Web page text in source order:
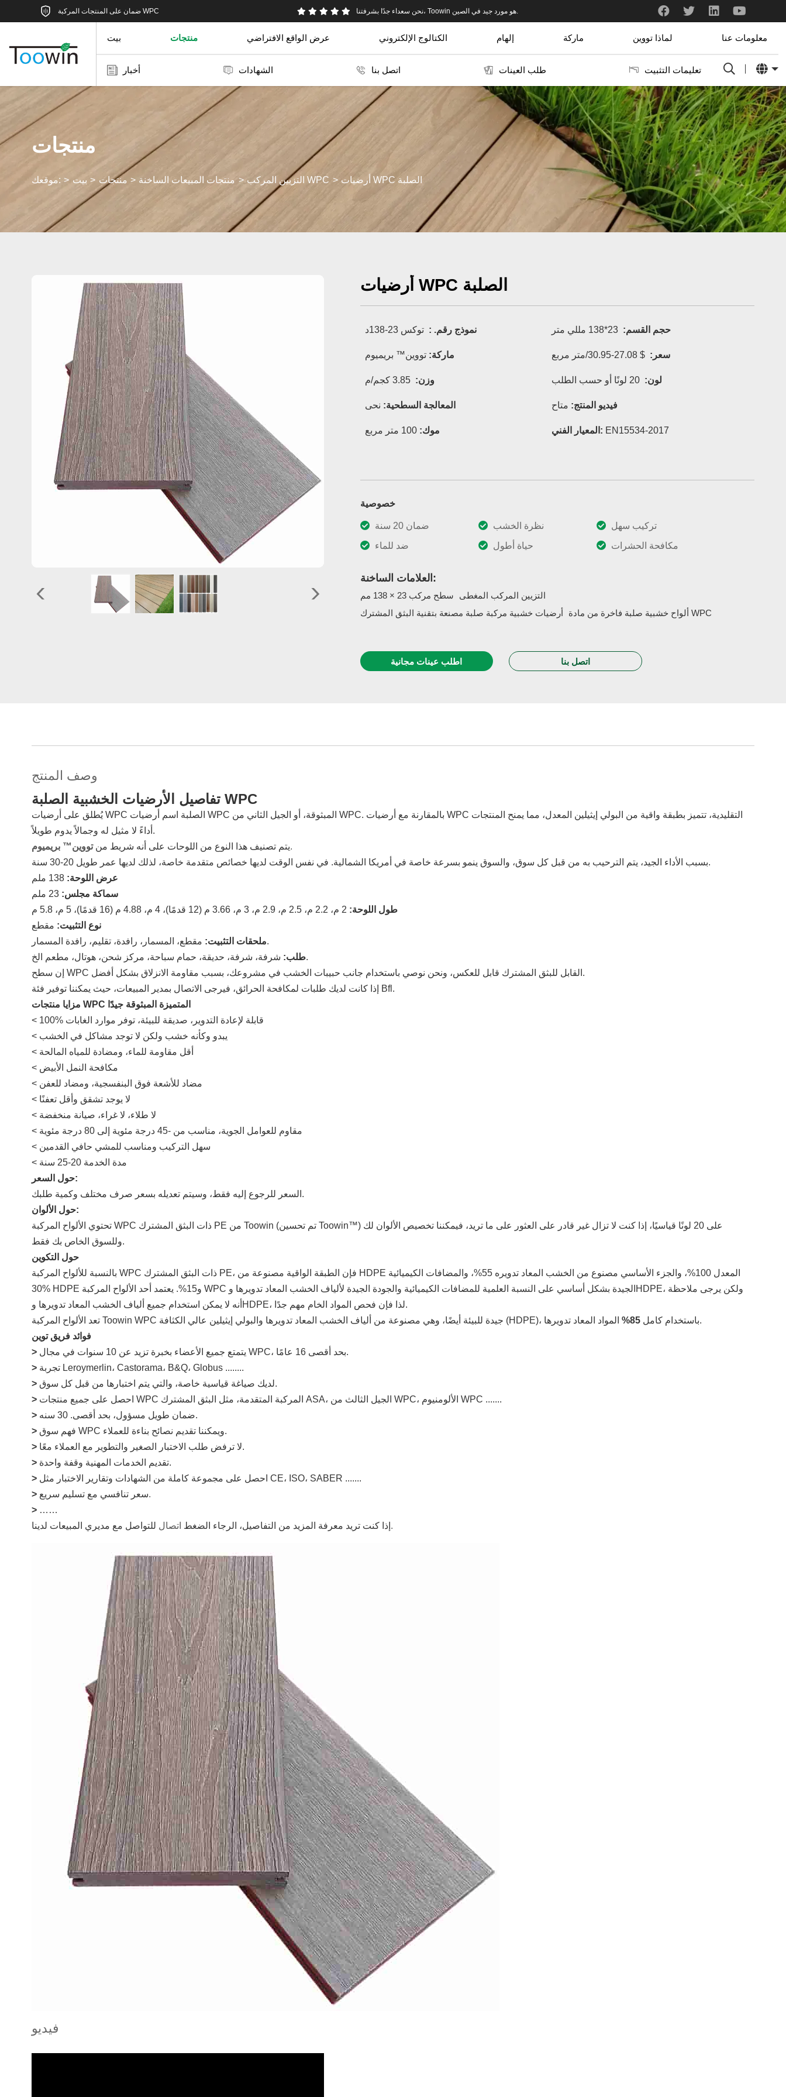
ضمان على المنتجات المركبة WPC نحن سعداء جدًا بشرفتنا، Toowin هو مورد جيد في الصين.
بيت منتجات عرض الواقع الافتراضي الكتالوج الإلكتروني إلهام ماركة لماذا تووين معلومات عنا
أخبار الشهادات اتصل بنا طلب العينات تعليمات التثبيت
منتجات
موقعك: بيت منتجات منتجات المبيعات الساخنة التزيين المركب WPC أرضيات WPC الصلبة
أرضيات WPC الصلبة
نموذج رقم. :توكس 23-138د حجم القسم:23*138 مللي متر
ماركة:تووين™ بريميوم سعر:$ 27.08-30.95/متر مربع
وزن: 3.85 كجم/م لون:20 لونًا أو حسب الطلب
المعالجة السطحية: فيديو المنتج: متاح
موك:100 متر مربع المعيار الفني: EN15534-2017
خصوصية
ضمان 20 سنة نظرة الخشب
تركيب سهل
ضد للماء
حياة أطول مكافحة الحشرات
العلامات الساخنة:
سطح مركب 23 × 138 مم
التزيين المركب المغطى
أرضيات خشبية مركبة صلبة مصنعة بتقنية البثق المشترك
ألواح خشبية صلبة فاخرة من مادة WPC
اطلب عينات مجانية اتصل بنا
وصف المنتج
تفاصيل الأرضيات الخشبية الصلبة WPC
يُطلق على أرضيات WPC الصلبة اسم أرضيات WPC المبثوقة، أو الجيل الثاني من WPC. بالمقارنة مع أرضيات WPC التقليدية، تتميز بطبقة واقية من البولي إيثيلين المعدل، مما يمنح المنتجات
أداءً لا مثيل له وجمالاً يدوم طويلاً.
يتم تصنيف هذا النوع من اللوحات على أنه شريط منتووين™ بريميوم
.
بسبب الأداء الجيد، يتم الترحيب به من قبل كل سوق، والسوق ينمو بسرعة خاصة في أمريكا الشمالية. في نفس الوقت لديها خصائص متقدمة خاصة، لذلك لديها عمر طويل 20-30 سنة.
عرض اللوحة:138 ملم
سماكة مجلس: 23 ملم
طول اللوحة:
نوع التثبيت: مقطع
ملحقات التثبيت:مقطع، المسمار، رافدة، تقليم، رافدة المسمار.
طلب:شرفة، شرفة، حديقة، حمام سباحة، مركز شحن، هوتال، مطعم الخ.
إن سطح WPC القابل للبثق المشترك قابل للعكس، ونحن نوصي باستخدام جانب حبيبات الخشب في مشروعك، بسبب مقاومة الانزلاق بشكل أفضل.
إذا كانت لديك طلبات لمكافحة الحرائق، فيرجى الاتصال بمدير المبيعات، حيث يمكننا توفير فئة Bfl.
مزايا منتجات WPC المتميزة المبثوقة جيدًا
< 100% قابلة لإعادة التدوير، صديقة للبيئة، توفر موارد الغابات
< يبدو وكأنه خشب ولكن لا توجد مشاكل في الخشب
< أقل مقاومة للماء، ومضادة للمياه المالحة
< مكافحة النمل الأبيض
< مضاد للأشعة فوق البنفسجية، ومضاد للعفن
< لا يوجد تشقق وأقل تعفنًا
< لا طلاء، لا غراء، صيانة منخفضة
< مقاوم للعوامل الجوية، مناسب من -45 درجة مئوية إلى 80 درجة مئوية
< سهل التركيب ومناسب للمشي حافي القدمين
< مدة الخدمة 20-25 سنة
حول السعر:
السعر للرجوع إليه فقط، وسيتم تعديله بسعر صرف مختلف وكمية طلبك.
حول الألوان:
تحتوي الألواح المركبة WPC ذات البثق المشترك PE من Toowin (تم تحسين Toowin™) على 20 لونًا قياسيًا، إذا كنت لا تزال غير قادر على العثور على ما تريد، فيمكننا تخصيص الألوان لك
وللسوق الخاص بك فقط.
حول التكوين
بالنسبة للألواح المركبة WPC ذات البثق المشترك PE، فإن الطبقة الواقية مصنوعة من HDPE المعدل 100%، والجزء الأساسي مصنوع من الخشب المعاد تدويره 55%، والمضافات الكيميائية
30% HDPE و15%. يعتمد أحد الألواح المركبة WPC الجيدة بشكل أساسي على النسبة العلمية للمضافات الكيميائية والجودة الجيدة لألياف الخشب المعاد تدويرها وHDPE، ولكن يرجى ملاحظة
أنه لا يمكن استخدام جميع ألياف الخشب المعاد تدويرها وHDPE، لذا فإن فحص المواد الخام مهم جدًا.
تعد الألواح المركبة Toowin WPC جيدة للبيئة أيضًا، وهي مصنوعة من ألياف الخشب المعاد تدويرها والبولي إيثيلين عالي الكثافة (HDPE)، باستخدام كامل85%
المواد المعاد تدويرها.
فوائد فريق توين
>
يتمتع جميع الأعضاء بخبرة تزيد عن 10 سنوات في مجال WPC، بحد أقصى 16 عامًا.
>
تجربة Leroymerlin، Castorama، B&Q، Globus ........
>
لديك صياغة قياسية خاصة، والتي يتم اختبارها من قبل كل سوق.
>
احصل على جميع منتجات WPC المركبة المتقدمة، مثل البثق المشترك ASA، الجيل الثالث من WPC، الألومنيوم WPC .......
>
ضمان طويل مسؤول، بحد أقصى. 30 سنه.
>
فهم سوق WPC ويمكننا تقديم نصائح بناءة للعملاء.
>
لا ترفض طلب الاختبار الصغير والتطوير مع العملاء معًا.
>
تقديم الخدمات المهنية وقفة واحدة.
>
احصل على مجموعة كاملة من الشهادات وتقارير الاختبار مثل CE، ISO، SABER .......
> سعر تنافسي مع تسليم سريع.
>……
إذا كنت تريد معرفة المزيد من التفاصيل، الرجاء الضغط اتصال للتواصل مع مديري المبيعات لدينا .
فيديو